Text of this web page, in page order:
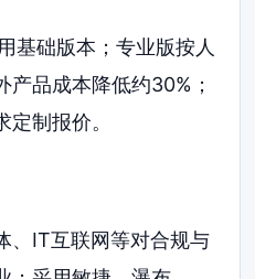
基础版本；专业版按人
品成本降低约30%；
制报价。
、IT互联网等对合规与